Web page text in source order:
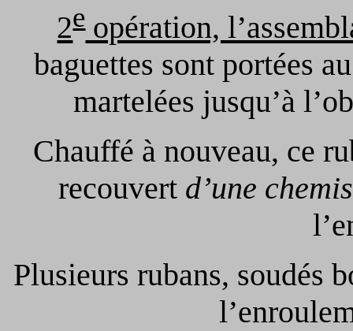
2eopération,
baguettes sont portées
martelées jusqu’à
Chauffé à nouveau, ce
recouvert d’une
Plusieurs rubans, soudés